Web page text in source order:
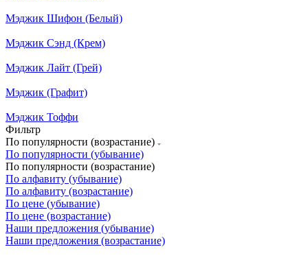
Мэджик Шифон (Белый)
Мэджик Сэнд (Крем)
Мэджик Лайт (Грей)
Мэджик (Графит)
Мэджик Тоффи
Фильтр
По популярности (возрастание)
По популярности (убывание)
По популярности (возрастание)
По алфавиту (убывание)
По алфавиту (возрастание)
По цене (убывание)
По цене (возрастание)
Наши предложения (убывание)
Наши предложения (возрастание)